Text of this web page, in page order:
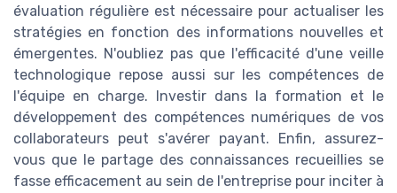
évaluation régulière est nécessaire pour actualiser les
stratégies en fonction des informations nouvelles et
émergentes. N'oubliez pas que l'efficacité d'une veille
technologique repose aussi sur les compétences de
l'équipe en charge. Investir dans la formation et le
développement des compétences numériques de vos
collaborateurs peut s'avérer payant. Enfin, assurez-
vous que le partage des connaissances recueillies se
fasse efficacement au sein de l'entreprise pour inciter à